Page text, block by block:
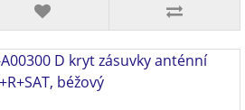
D kryt zásuvky anténní
béžový